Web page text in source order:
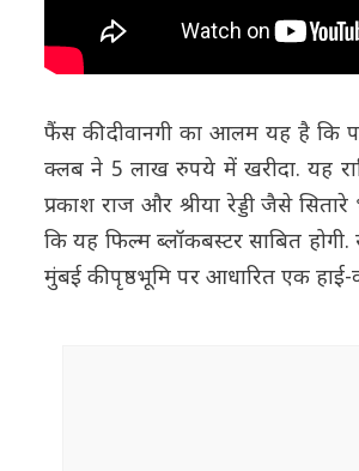
फैंस की दीवानगी का आलम यह है कि
क्लब ने 5 लाख रुपये में खरीदा. यह
प्रकाश राज और श्रीया रेड्डी जैसे
कि यह फिल्म ब्लॉकबस्टर साबित
मुंबई की पृष्ठभूमि पर आधारित एक हाई-